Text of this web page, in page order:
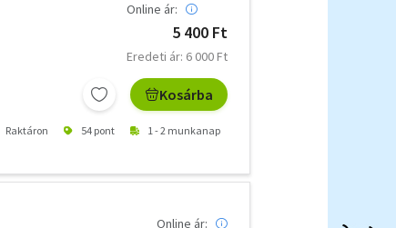
Online ár:
5 400 Ft
Eredeti ár: 6 000 Ft
Kosárba
Raktáron 54 pont 1 - 2 munkanap
Online ár: